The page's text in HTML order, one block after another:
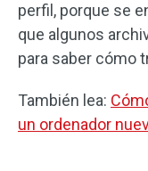
perfil, porque se
que algunos
para saber cómo
También lea:
un ordenador